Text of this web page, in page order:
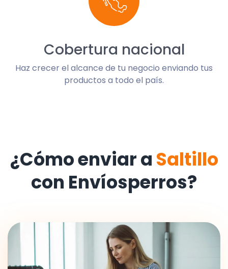
Cobertura nacional
Haz crecer el alcance de tu negocio enviando tus
productos a todo el país.
¿Cómo enviar a Saltillo
con Envíosperros?